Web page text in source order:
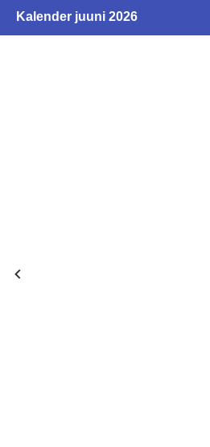
Kalender juuni 2026